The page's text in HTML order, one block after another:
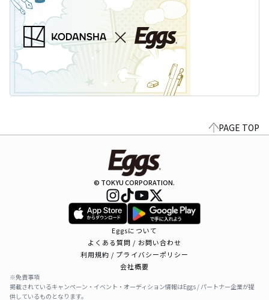
PAGE TOP
© TOKYU CORPORATION.
Eggsについて
よくある質問 / お問い合わせ
利用規約 / プライバシーポリシー
会社概要
※免責事項
掲載されているキャンペーン・イベント・オーディション情報はEggs / パートナー企業が提
供しているものとなります。